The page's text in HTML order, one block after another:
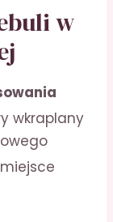
w
wkraplany